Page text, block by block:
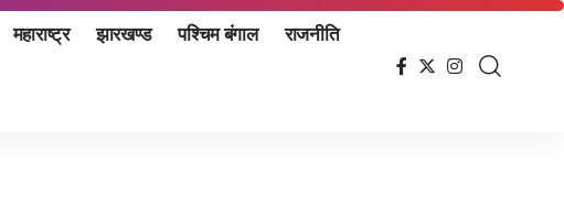
महाराष्ट्र झारखण्ड पश्चिम बंगाल राजनीति